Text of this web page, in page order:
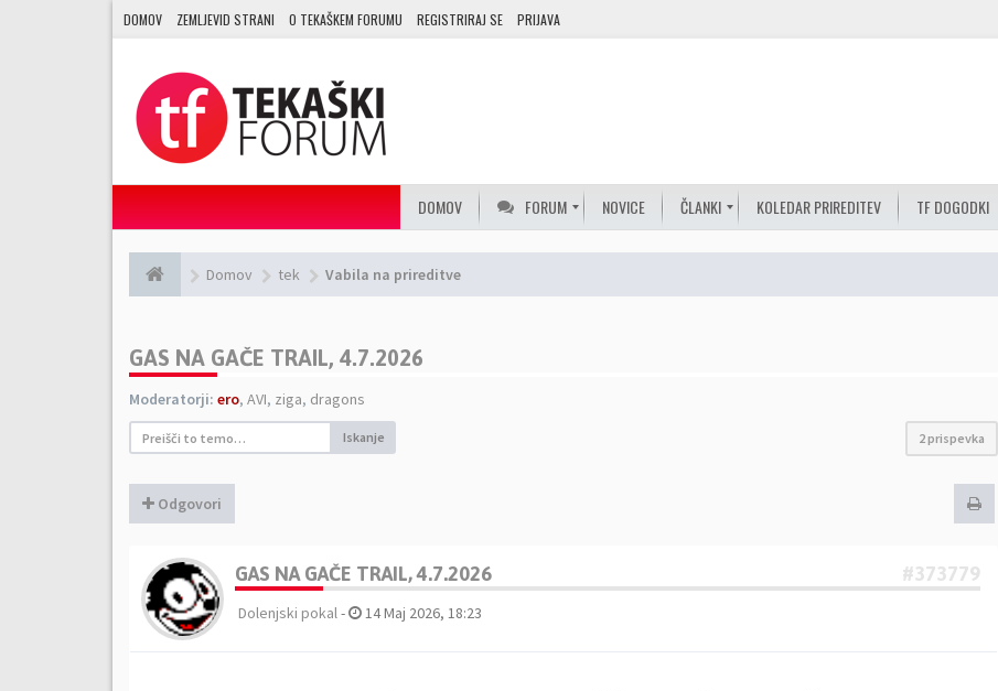
DOMOV ZEMLJEVID STRANI O TEKAŠKEM FORUMU REGISTRIRAJ SE PRIJAVA
DOMOV FORUM NOVICE ČLANKI KOLEDAR PRIREDITEV TF DOGODKI
Domov tek Vabila na prireditve
GAS NA GAČE TRAIL, 4.7.2026
Moderatorji: ero, AVI, ziga, dragons
Iskanje 2 prispevka
Odgovori
GAS NA GAČE TRAIL, 4.7.2026 #373779
Dolenjski pokal- 14 Maj 2026, 18:23